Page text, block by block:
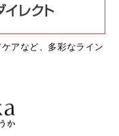
アなど、多彩なライン